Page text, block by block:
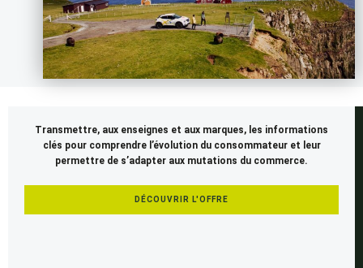
article
membres
Transmettre, aux enseignes et aux marques, les informations
clés pour comprendre l’évolution du consommateur et leur
permettre de s’adapter aux mutations du commerce.
DÉCOUVRIR L'OFFRE